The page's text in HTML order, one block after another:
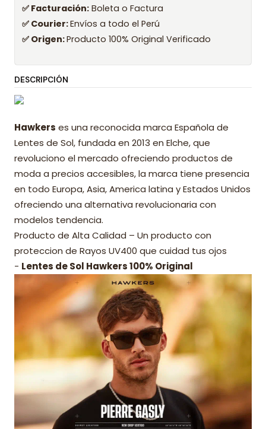
✅ Facturación: Boleta o Factura
✅ Courier:Envíos a todo el Perú
✅ Origen:Producto 100% Original Verificado
DESCRIPCIÓN
Hawkers es una reconocida marca Española de
Lentes de Sol, fundada en 2013 en Elche, que
revoluciono el mercado ofreciendo productos de
moda a precios accesibles, la marca tiene presencia
en todo Europa, Asia, America latina y Estados Unidos
ofreciendo una alternativa revolucionaria con
modelos tendencia.
Producto de Alta Calidad – Un producto con
proteccion de Rayos UV400 que cuidad tus ojos
- Lentes de Sol Hawkers 100% Original